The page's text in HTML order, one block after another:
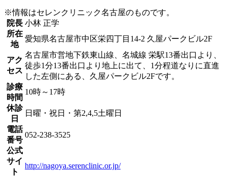
※情報はセレンクリニック名古屋のものです。
院長 小林 正学
所在
地
愛知県名古屋市中区栄四丁目14-2 久屋パークビル2F
アク
セス
名古屋市営地下鉄東山線、名城線 栄駅13番出口より、
徒歩1分13番出口より地上に出て、1分程道なりに直進
した左側にある、久屋パークビル2Fです。
診療
時間
10時～17時
休診
日
日曜・祝日・第2,4,5土曜日
電話
番号
052-238-3525
公式
サイ
ト
http://nagoya.serenclinic.or.jp/